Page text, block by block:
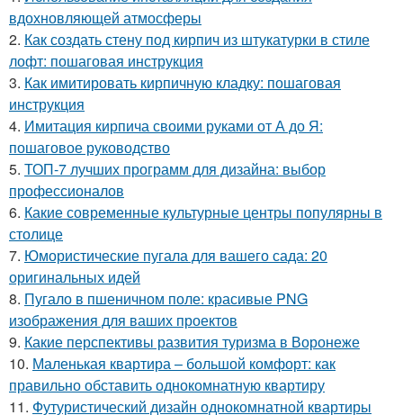
вдохновляющей атмосферы
2. Как создать стену под кирпич из штукатурки в стиле
лофт: пошаговая инструкция
3. Как имитировать кирпичную кладку: пошаговая
инструкция
4. Имитация кирпича своими руками от А до Я:
пошаговое руководство
5. ТОП-7 лучших программ для дизайна: выбор
профессионалов
6. Какие современные культурные центры популярны в
столице
7. Юмористические пугала для вашего сада: 20
оригинальных идей
8. Пугало в пшеничном поле: красивые PNG
изображения для ваших проектов
9. Какие перспективы развития туризма в Воронеже
10. Маленькая квартира – большой комфорт: как
правильно обставить однокомнатную квартиру
11. Футуристический дизайн однокомнатной квартиры